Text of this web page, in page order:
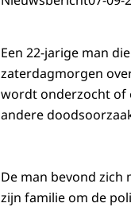
Een 22-jarige man
zaterdagmorgen
wordt onderzocht of
andere
De man bevond zich
zijn familie om de